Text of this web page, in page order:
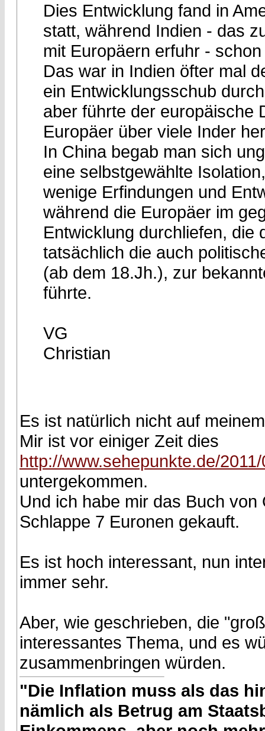
Dies Entwicklung fand in
statt, während Indien - das
mit Europäern erfuhr -
Das war in Indien öfter mal
ein Entwicklungsschub
aber führte der europäische
Europäer über viele Inder
In China begab man sich
eine selbstgewählte
wenige Erfindungen und
während die Europäer im
Entwicklung durchliefen, die
tatsächlich die auch
(ab dem 18.Jh.), zur
führte.
VG
Christian
Es ist natürlich nicht auf
Mir ist vor einiger Zeit dies
http://www.sehepunkte.de/
untergekommen.
Und ich habe mir das Buch
Schlappe 7 Euronen gekauft.
Es ist hoch interessant, nun
immer sehr.
Aber, wie geschrieben, die
interessantes Thema, und es
zusammenbringen würden.
"Die Inflation muss als das
nämlich als Betrug am